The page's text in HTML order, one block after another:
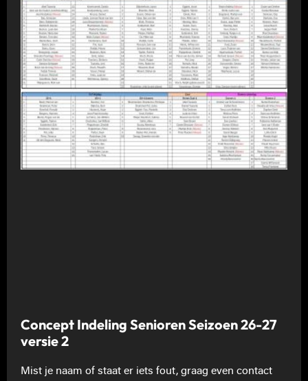
Concept Indeling Senioren Seizoen 26-27
versie 2
Mist je naam of staat er iets fout, graag even contact